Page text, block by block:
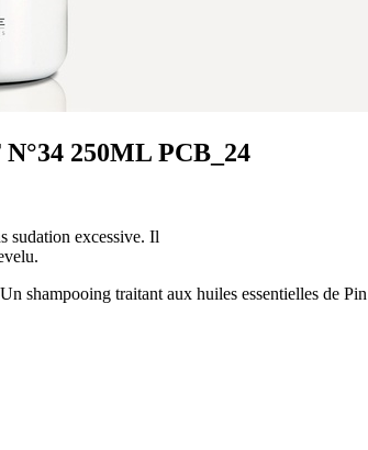
250ML PCB_24
sudation excessive. Il
shampooing traitant aux huiles essentielles de